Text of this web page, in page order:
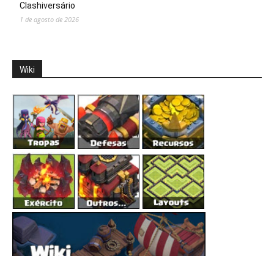
Clashiversário
1 de agosto de 2026
Wiki